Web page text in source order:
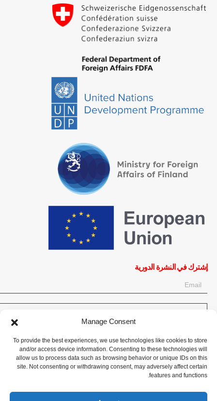
Manage Consent
To provide the best experiences, we use technologies like cookies to store
and/or access device information. Consenting to these technologies will
allow us to process data such as browsing behavior or unique IDs on this
site. Not consenting or withdrawing consent, may adversely affect certain
features and functions.
إشترك في النشرة الدورية
على النشرة الإخبارية:
تبرع الآن